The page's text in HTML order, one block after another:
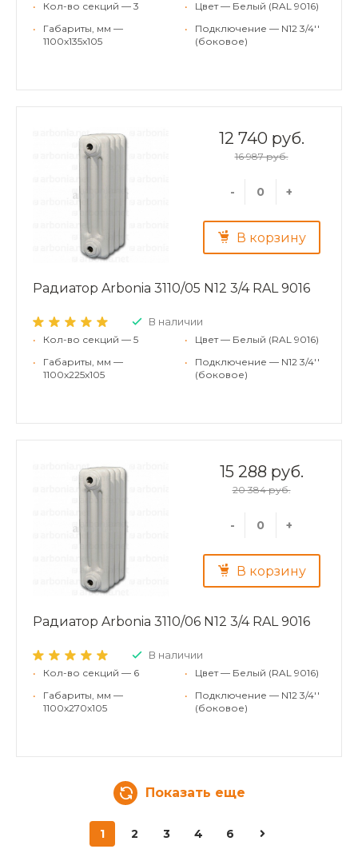
•
Кол-во секций — 3
•
Габариты, мм —
1100x135x105
•
Цвет — Белый (RAL 9016)
•
Подключение — N12 3/4''
(боковое)
12 740 руб.
16 987 руб.
- +
В корзину
Радиатор Arbonia 3110/05 N12 3/4 RAL 9016
В наличии
•
Кол-во секций — 5
•
Габариты, мм —
1100x225x105
•
Цвет — Белый (RAL 9016)
•
Подключение — N12 3/4''
(боковое)
15 288 руб.
20 384 руб.
- +
В корзину
Радиатор Arbonia 3110/06 N12 3/4 RAL 9016
В наличии
•
Кол-во секций — 6
•
Габариты, мм —
1100x270x105
•
Цвет — Белый (RAL 9016)
•
Подключение — N12 3/4''
(боковое)
Показать еще
1 2 3 4 6